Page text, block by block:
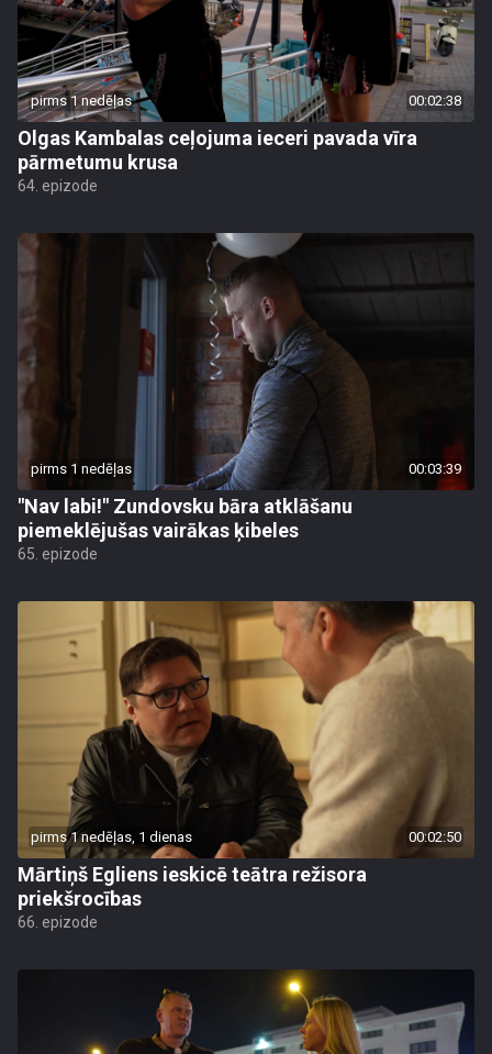
pirms 1 nedēļas 00:02:38
Olgas Kambalas ceļojuma ieceri pavada vīra
pārmetumu krusa
64. epizode
pirms 1 nedēļas 00:03:39
"Nav labi!" Zundovsku bāra atklāšanu
piemeklējušas vairākas ķibeles
65. epizode
pirms 1 nedēļas, 1 dienas 00:02:50
Mārtiņš Egliens ieskicē teātra režisora
priekšrocības
66. epizode